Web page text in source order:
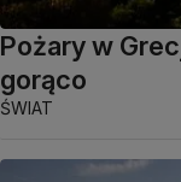
Pożary w
gorąco
ŚWIAT